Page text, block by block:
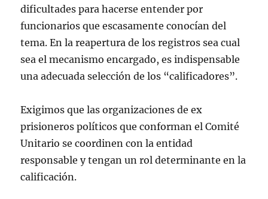
dificultades para hacerse entender por
funcionarios que escasamente conocían del
tema. En la reapertura de los registros sea cual
sea el mecanismo encargado, es indispensable
una adecuada selección de los “calificadores”.
Exigimos que las organizaciones de ex
prisioneros políticos que conforman el Comité
Unitario se coordinen con la entidad
responsable y tengan un rol determinante en la
calificación.